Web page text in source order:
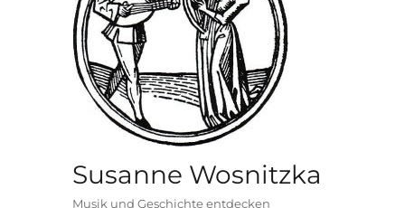
Susanne Wosnitzka
Musik und Geschichte entdecken